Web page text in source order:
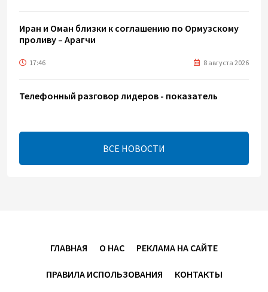
Иран и Оман близки к соглашению по Ормузскому
проливу – Арагчи
17:46 8 августа 2026
Телефонный разговор лидеров - показатель
В минобороны Азербайджана прошло собрание
военных атташе в зарубежных странах (ФОТО)
8 августа 2026
ВСЕ НОВОСТИ
ГЛАВНАЯ О НАС РЕКЛАМА НА САЙТЕ
ПРАВИЛА ИСПОЛЬЗОВАНИЯ КОНТАКТЫ